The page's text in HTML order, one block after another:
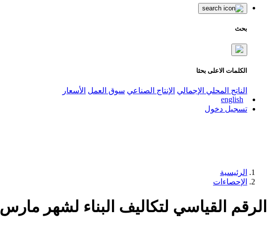
بحث
الكلمات الاعلى بحثا
الناتج المحلي الإجمالي الإنتاج الصناعي سوق العمل الأسعار
english
تسجيل دخول
الرئيسية
الإحصاءات
الرقم القياسي لتكاليف البناء لشهر مارس 2026